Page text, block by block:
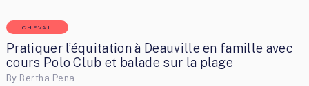
CHEVAL
Pratiquer l’équitation à Deauville en famille avec
cours Polo Club et balade sur la plage
By Bertha Pena